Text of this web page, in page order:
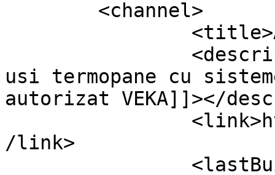
usi termopane cu
autorizat VEKA]]></
/link>